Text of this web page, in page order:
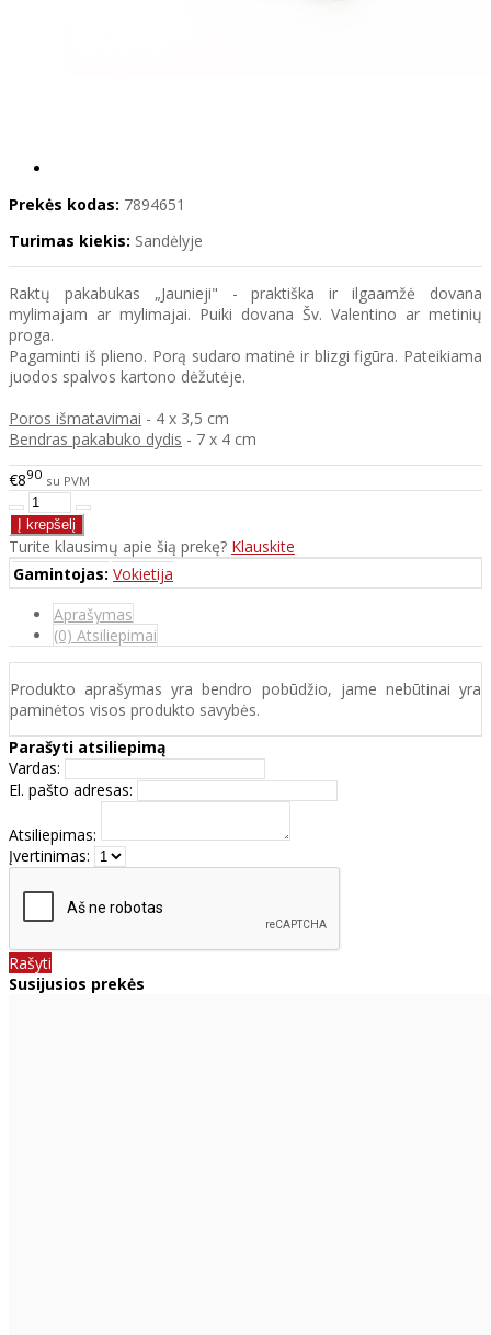
Prekės kodas: 7894651
Turimas kiekis: Sandėlyje
Raktų pakabukas „Jaunieji" - praktiška ir ilgaamžė dovana
mylimajam ar mylimajai. Puiki dovana Šv. Valentino ar metinių
proga.
Pagaminti iš plieno. Porą sudaro matinė ir blizgi figūra. Pateikiama
juodos spalvos kartono dėžutėje.
Poros išmatavimai - 4 x 3,5 cm
Bendras pakabuko dydis - 7 x 4 cm
€890 su PVM
Turite klausimų apie šią prekę? Klauskite
Gamintojas: Vokietija
Aprašymas
(0) Atsiliepimai
Produkto aprašymas yra bendro pobūdžio, jame nebūtinai yra
paminėtos visos produkto savybės.
Parašyti atsiliepimą
Vardas:
El. pašto adresas:
Atsiliepimas:
Įvertinimas:
Rašyti
Susijusios prekės